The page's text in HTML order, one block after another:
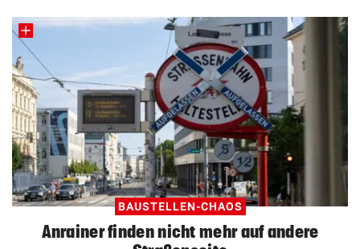
BAUSTELLEN-CHAOS
Anrainer finden nicht mehr auf andere